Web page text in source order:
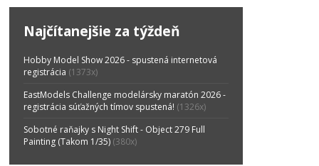
Najčítanejšie za týždeň
Hobby Model Show 2026 - spustená internetová
registrácia (1373x)
EastModels Challenge modelársky maratón 2026 -
registrácia súťažných tímov spustená! (1326x)
Sobotné raňajky s Night Shift - Object 279 Full
Painting (Takom 1/35) (380x)